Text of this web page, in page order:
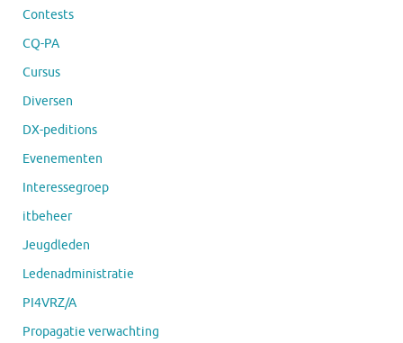
Contests
CQ-PA
Cursus
Diversen
DX-peditions
Evenementen
Interessegroep
itbeheer
Jeugdleden
Ledenadministratie
PI4VRZ/A
Propagatie verwachting